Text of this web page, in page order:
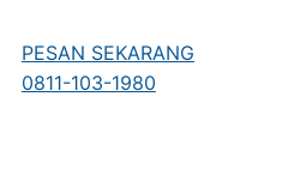
PESAN SEKARANG
0811-103-1980